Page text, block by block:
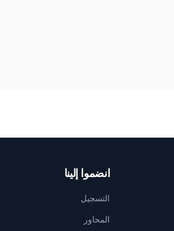
انضموا إلينا
التسجيل
المحاور